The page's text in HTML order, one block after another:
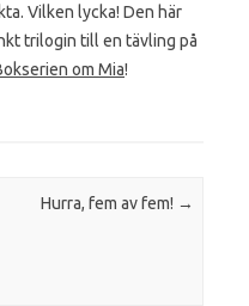
Vilken lycka! Den här
trilogin till en tävling på
om Mia!
Hurra, fem av fem! →